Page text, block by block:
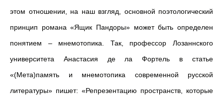
этом отношении, на наш взгляд, основной поэтологический
принцип романа «Ящик Пандоры» может быть определен
понятием – мнемотопика. Так, профессор Лозаннского
университета Анастасия де ла Фортель в статье
«(Мета)память и мнемотопика современной русской
литературы» пишет: «Репрезентацию пространств, которые